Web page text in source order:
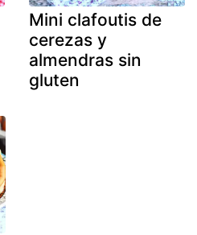
Mini clafoutis de
cerezas y
almendras sin
gluten